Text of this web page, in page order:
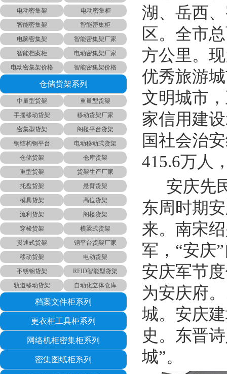
电动密集架
电动密集柜
智能密集架
智能密集柜
电脑密集架
智能密集架厂家
智能档案柜
电动密集架厂家
电动密集架价格
智能密集架价格
仓储货架系列
中量型货架
重量型货架
手摇移动货架
移动货架厂家
密集型货架
阁楼平台货架
钢结构钢平台
电动移动式货架
仓储货架
仓库货架
重型货架
货架生产厂家
托盘货架
悬臂货架
模具货架
高位货架
流利货架
阁楼货架
穿梭货架
横梁式货架
贯通式货架
钢平台货架厂家
移动货架
电动货架
不锈钢货架
RFID智能型货架
轨道移动货架
自动化立体仓库
档案文件柜系列
更衣柜工具柜系列
网络机柜密集柜系列
密集图纸柜系列
湖、岳西
区。全市
方公里。
优秀旅游
文明城市
家信用建
国社会治
415.6万人
安庆先民
东周时期
来。南宋
军，“安庆
安庆军节
为安庆府
城。安庆
史。东晋
城”。